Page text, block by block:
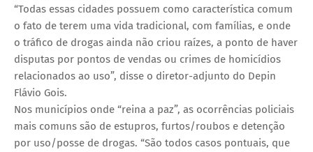
“Todas essas cidades possuem como característica comum
o fato de terem uma vida tradicional, com famílias, e onde
o tráfico de drogas ainda não criou raízes, a ponto de haver
disputas por pontos de vendas ou crimes de homicídios
relacionados ao uso”, disse o diretor-adjunto do Depin
Flávio Gois.
Nos municípios onde “reina a paz”, as ocorrências policiais
mais comuns são de estupros, furtos/roubos e detenção
por uso/posse de drogas. “São todos casos pontuais, que